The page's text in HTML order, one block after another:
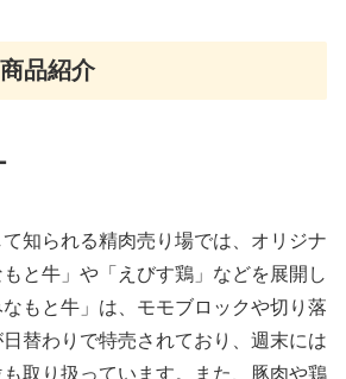
品紹介
て知られる精肉売り場では、オリジナ
と牛」や「えびす鶏」などを展開し
もと牛」は、モモブロックや切り落
替わりで特売されており、週末には
取り扱っています。また、豚肉や鶏